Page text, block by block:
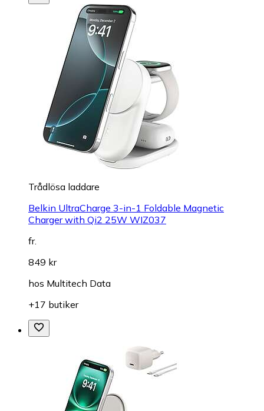
Trådlösa laddare
Belkin UltraCharge 3-in-1 Foldable Magnetic
Charger with Qi2 25W WIZ037
fr.
849 kr
hos Multitech Data
+17 butiker